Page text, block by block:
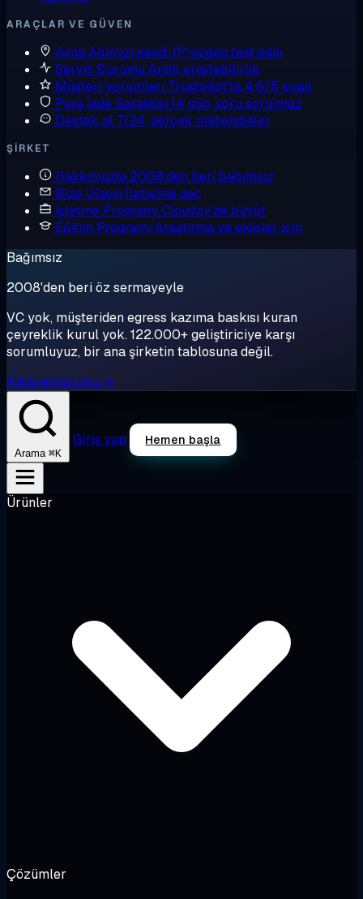
ARAÇLAR VE GÜVEN
AynaAğımızı kendi IP'nizden test edin
Servis Durumu Anlık erişilebilirlik
Müşteri yorumları Trustpilot'ta 4,6/5 puan
Para İade Garantisi 14 gün, soru sorulmaz
Destek al 7/24, gerçek mühendisler
ŞIRKET
Hakkımızda 2008'den beri bağımsız
Bize Ulaşın İletişime geç
İşletme Programı Cloudzy'de büyüt
Eğitim Programı Araştırma ve ekipler için
Bağımsız
2008'den beri öz sermayeyle
VC yok, müşteriden egress kazıma baskısı kuran
çeyreklik kurul yok. 122.000+ geliştiriciye karşı
sorumluyuz, bir ana şirketin tablosuna değil.
Hikâyemizi oku →
Arama ⌘K
Giriş yap Hemen başla
Ürünler
Çözümler